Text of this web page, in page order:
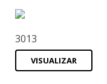
3013
VISUALIZAR